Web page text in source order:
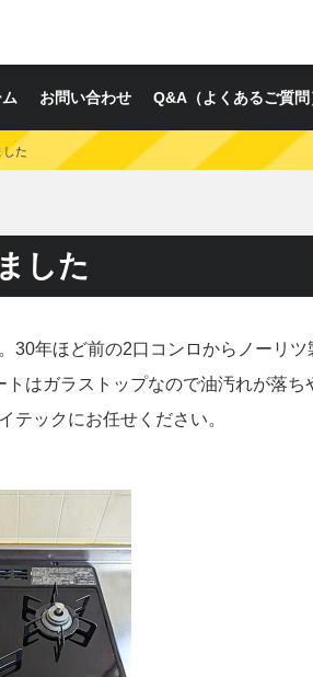
お問い合わせ Q&A（よくあるご質問
した
した
30年ほど前の2口コンロからノーリ
はガラストップなので油汚れが落
テックにお任せください。